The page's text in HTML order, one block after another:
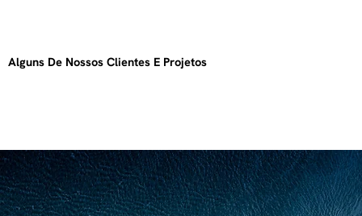
Alguns De Nossos Clientes E Projetos